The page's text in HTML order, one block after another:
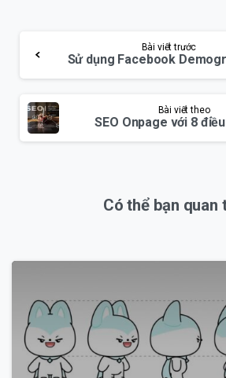
Reading
Bài viết trước
Bài viết theo
SEO Onpage với 8
Có thể bạn quan